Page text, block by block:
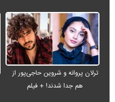
ترلان پروانه و شروین حاجی‌پور از
هم جدا شدند! + فیلم